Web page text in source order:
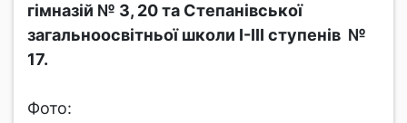
гімназій № 3, 20 та Степанівської
загальноосвітньої школи І-ІІІ ступенів №
17.
Фото: